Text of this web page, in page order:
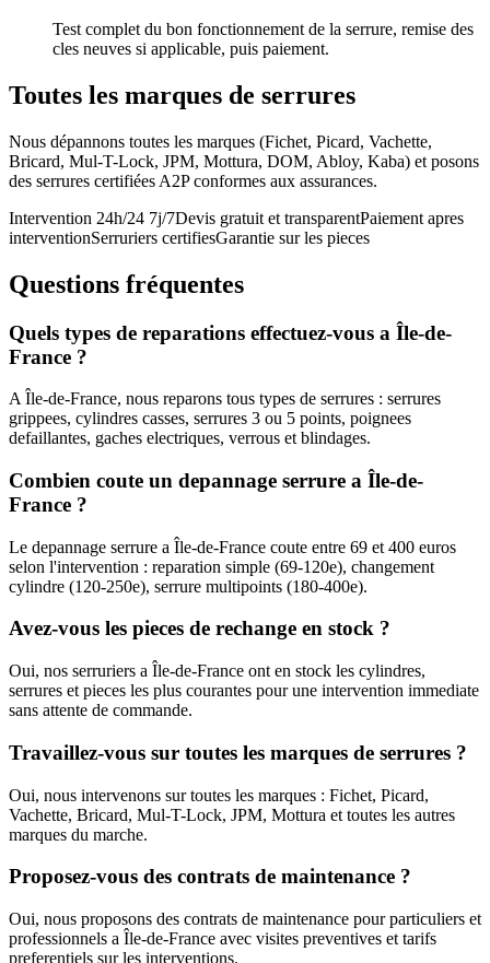
Test complet du bon fonctionnement de la serrure, remise des
cles neuves si applicable, puis paiement.
Toutes les marques de serrures
Nous dépannons toutes les marques (Fichet, Picard, Vachette,
Bricard, Mul-T-Lock, JPM, Mottura, DOM, Abloy, Kaba) et posons
des serrures certifiées A2P conformes aux assurances.
Intervention 24h/24 7j/7Devis gratuit et transparentPaiement apres
interventionSerruriers certifiesGarantie sur les pieces
Questions fréquentes
Quels types de reparations effectuez-vous a Île-de-
France ?
A Île-de-France, nous reparons tous types de serrures : serrures
grippees, cylindres casses, serrures 3 ou 5 points, poignees
defaillantes, gaches electriques, verrous et blindages.
Combien coute un depannage serrure a Île-de-
France ?
Le depannage serrure a Île-de-France coute entre 69 et 400 euros
selon l'intervention : reparation simple (69-120e), changement
cylindre (120-250e), serrure multipoints (180-400e).
Avez-vous les pieces de rechange en stock ?
Oui, nos serruriers a Île-de-France ont en stock les cylindres,
serrures et pieces les plus courantes pour une intervention immediate
sans attente de commande.
Travaillez-vous sur toutes les marques de serrures ?
Oui, nous intervenons sur toutes les marques : Fichet, Picard,
Vachette, Bricard, Mul-T-Lock, JPM, Mottura et toutes les autres
marques du marche.
Proposez-vous des contrats de maintenance ?
Oui, nous proposons des contrats de maintenance pour particuliers et
professionnels a Île-de-France avec visites preventives et tarifs
preferentiels sur les interventions.